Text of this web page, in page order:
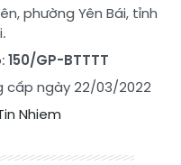
phường Yên Bái, tỉnh
150/GP-BTTTT
cấp ngày 22/03/2022